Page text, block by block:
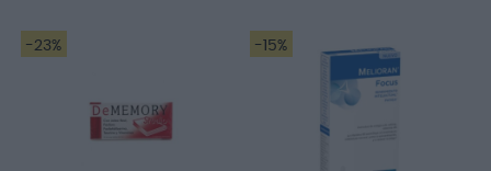
-23% -15%